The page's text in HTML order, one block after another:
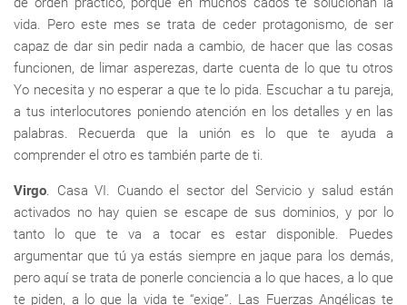
vida. Pero este mes se trata de ceder protagonismo, de ser
capaz de dar sin pedir nada a cambio, de hacer que las cosas
funcionen, de limar asperezas, darte cuenta de lo que tu otros
Yo necesita y no esperar a que te lo pida. Escuchar a tu pareja,
a tus interlocutores poniendo atención en los detalles y en las
palabras. Recuerda que la unión es lo que te ayuda a
comprender el otro es también parte de ti.
Virgo. Casa VI. Cuando el sector del Servicio y salud están
activados no hay quien se escape de sus dominios, y por lo
tanto lo que te va a tocar es estar disponible. Puedes
argumentar que tú ya estás siempre en jaque para los demás,
pero aquí se trata de ponerle conciencia a lo que haces, a lo que
te piden, a lo que la vida te “exige”. Las Fuerzas Angélicas te